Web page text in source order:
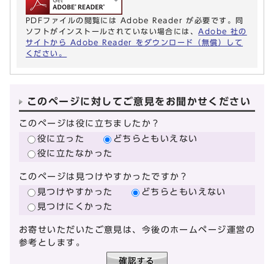
PDFファイルの閲覧には Adobe Reader が必要です。同
ソフトがインストールされていない場合には、 Adobe 社の
サイトから Adobe Reader をダウンロード（無償）して
ください。
このページに対してご意見をお聞かせください
このページは役に立ちましたか？
役に立った
どちらともいえない
役に立たなかった
このページは見つけやすかったですか？
見つけやすかった
どちらともいえない
見つけにくかった
お寄せいただいたご意見は、今後のホームページ運営の
参考とします。